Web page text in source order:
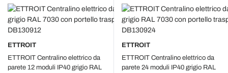
ETTROIT
ETTROIT Centralino elettrico da
parete 12 moduli IP40 grigio RAL
ETTROIT
ETTROIT Centralino elettrico da
parete 24 moduli IP40 grigio RAL